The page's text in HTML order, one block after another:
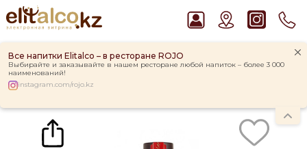
Все напитки Elitalco – в ресторане ROJO
Выбирайте и заказывайте в нашем ресторане любой напиток – более 3 000
наименований!
instagram.com/rojo.kz
Рекомендуем
Джин Gordon`s London Dry Gin 37,5%
Каталог Крепкие напитки Коньяк Коньяк Martell V.S.O.P. 40% (0,7L)